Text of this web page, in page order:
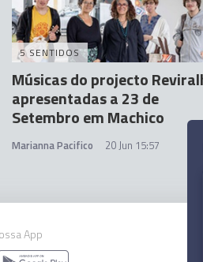
5 SENTIDOS
Músicas do projecto
apresentadas a 23 de
Setembro em Machico
Marianna Pacifico 20 Jun 15:57
App